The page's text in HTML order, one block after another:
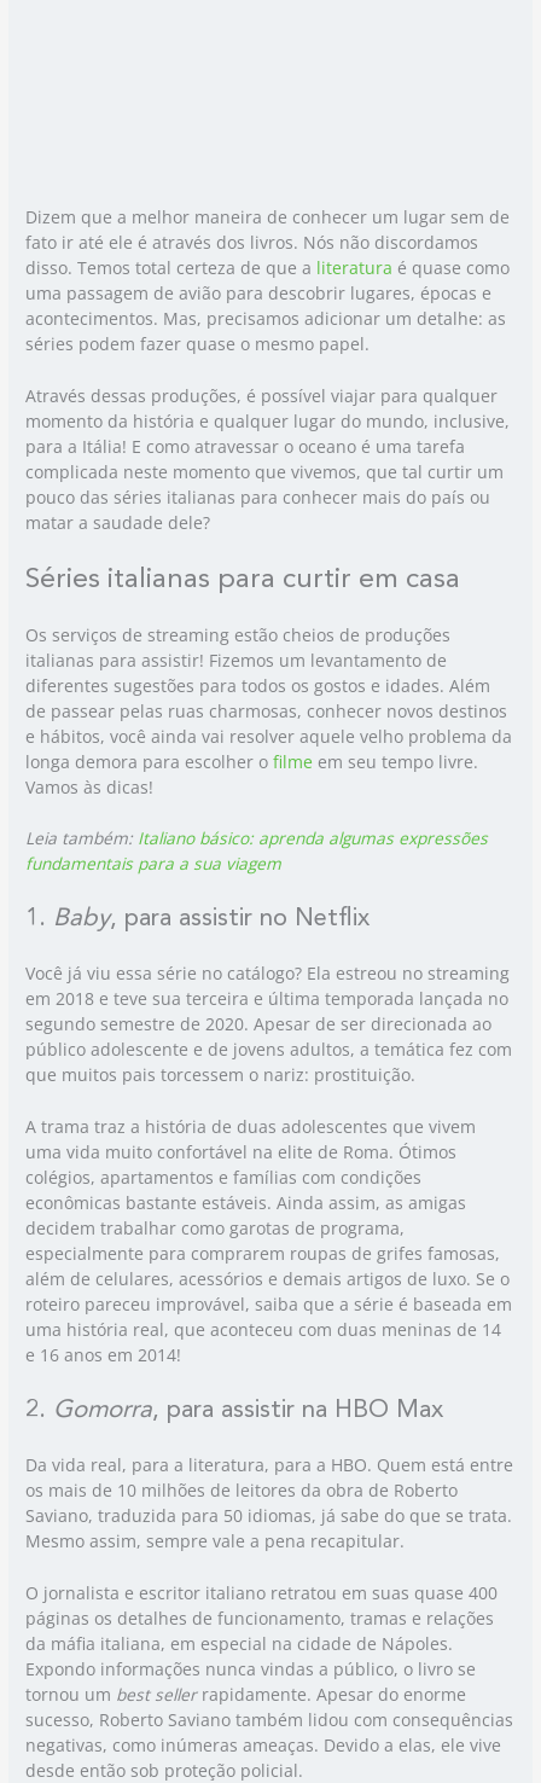
Dizem que a melhor maneira de conhecer um lugar sem de
fato ir até ele é através dos livros. Nós não discordamos
disso. Temos total certeza de que a literatura é quase como
uma passagem de avião para descobrir lugares, épocas e
acontecimentos. Mas, precisamos adicionar um detalhe: as
séries podem fazer quase o mesmo papel.
Através dessas produções, é possível viajar para qualquer
momento da história e qualquer lugar do mundo, inclusive,
para a Itália! E como atravessar o oceano é uma tarefa
complicada neste momento que vivemos, que tal curtir um
pouco das séries italianas para conhecer mais do país ou
matar a saudade dele?
Séries italianas para curtir em casa
Os serviços de streaming estão cheios de produções
italianas para assistir! Fizemos um levantamento de
diferentes sugestões para todos os gostos e idades. Além
de passear pelas ruas charmosas, conhecer novos destinos
e hábitos, você ainda vai resolver aquele velho problema da
longa demora para escolher ofilme em seu tempo livre.
Vamos às dicas!
Leia também: Italiano básico: aprenda algumas expressões
fundamentais para a sua viagem
1. Baby, para assistir no Netflix
Você já viu essa série no catálogo? Ela estreou no streaming
em 2018 e teve sua terceira e última temporada lançada no
segundo semestre de 2020. Apesar de ser direcionada ao
público adolescente e de jovens adultos, a temática fez com
que muitos pais torcessem o nariz: prostituição.
A trama traz a história de duas adolescentes que vivem
uma vida muito confortável na elite de Roma. Ótimos
colégios, apartamentos e famílias com condições
econômicas bastante estáveis. Ainda assim, as amigas
decidem trabalhar como garotas de programa,
especialmente para comprarem roupas de grifes famosas,
além de celulares, acessórios e demais artigos de luxo. Se o
roteiro pareceu improvável, saiba que a série é baseada em
uma história real, que aconteceu com duas meninas de 14
e 16 anos em 2014!
2. Gomorra, para assistir na HBO Max
Da vida real, para a literatura, para a HBO. Quem está entre
os mais de 10 milhões de leitores da obra de Roberto
Saviano, traduzida para 50 idiomas, já sabe do que se trata.
Mesmo assim, sempre vale a pena recapitular.
O jornalista e escritor italiano retratou em suas quase 400
páginas os detalhes de funcionamento, tramas e relações
da máfia italiana, em especial na cidade de Nápoles.
Expondo informações nunca vindas a público, o livro se
tornou um best sellerrapidamente. Apesar do enorme
sucesso, Roberto Saviano também lidou com consequências
negativas, como inúmeras ameaças. Devido a elas, ele vive
desde então sob proteção policial.